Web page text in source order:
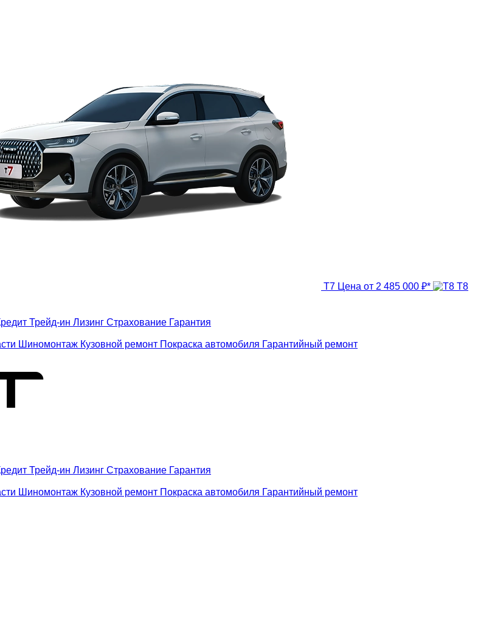
T7 Цена от 2 485 000 ₽*
T8
Трейд-ин Лизинг Страхование Гарантия
Шиномонтаж Кузовной ремонт Покраска автомобиля Гарантийный ремонт
Трейд-ин Лизинг Страхование Гарантия
Шиномонтаж Кузовной ремонт Покраска автомобиля Гарантийный ремонт